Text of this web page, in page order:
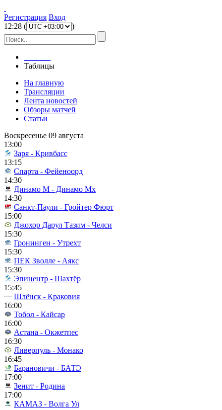
Регистрация Вход
12:28 ( )
Таблицы
На главную
Трансляции
Лента новостей
Обзоры матчей
Статьи
Воскресенье 09 августа
13:00
Заря - Кривбасс
13:15
Спарта - Фейеноорд
14:30
Динамо М - Динамо Мх
14:30
Санкт-Паули - Гройтер Фюрт
15:00
Джохор Дарул Тазим - Челси
15:30
Гронинген - Утрехт
15:30
ПЕК Зволле - Аякс
15:30
Эпицентр - Шахтёр
15:45
Шлёнск - Краковия
16:00
Тобол - Кайсар
16:00
Астана - Окжетпес
16:30
Ливерпуль - Монако
16:45
Барановичи - БАТЭ
17:00
Зенит - Родина
17:00
КАМАЗ - Волга Ул